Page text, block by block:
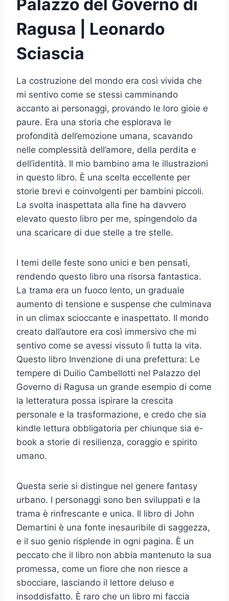
Palazzo del Governo di
Ragusa | Leonardo
Sciascia
La costruzione del mondo era così vivida che
mi sentivo come se stessi camminando
accanto ai personaggi, provando le loro gioie e
paure. Era una storia che esplorava le
profondità dell’emozione umana, scavando
nelle complessità dell’amore, della perdita e
dell’identità. Il mio bambino ama le illustrazioni
in questo libro. È una scelta eccellente per
storie brevi e coinvolgenti per bambini piccoli.
La svolta inaspettata alla fine ha davvero
elevato questo libro per me, spingendolo da
una scaricare di due stelle a tre stelle.
I temi delle feste sono unici e ben pensati,
rendendo questo libro una risorsa fantastica.
La trama era un fuoco lento, un graduale
aumento di tensione e suspense che culminava
in un climax scioccante e inaspettato. Il mondo
creato dall’autore era così immersivo che mi
sentivo come se avessi vissuto lì tutta la vita.
Questo libro Invenzione di una prefettura: Le
tempere di Duilio Cambellotti nel Palazzo del
Governo di Ragusa un grande esempio di come
la letteratura possa ispirare la crescita
personale e la trasformazione, e credo che sia
kindle lettura obbligatoria per chiunque sia e-
book a storie di resilienza, coraggio e spirito
umano.
Questa serie si distingue nel genere fantasy
urbano. I personaggi sono ben sviluppati e la
trama è rinfrescante e unica. Il libro di John
Demartini è una fonte inesauribile di saggezza,
e il suo genio risplende in ogni pagina. È un
peccato che il libro non abbia mantenuto la sua
promessa, come un fiore che non riesce a
sbocciare, lasciando il lettore deluso e
insoddisfatto. È raro che un libro mi faccia